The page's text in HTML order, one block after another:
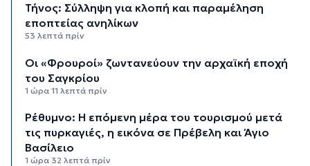
Τήνος: Σύλληψη για κλοπή και παραμέληση
εποπτείας ανηλίκων
53 λεπτά πρίν
Οι «Φρουροί» ζωντανεύουν την αρχαϊκή εποχή
του Σαγκρίου
1 ώρα 11 λεπτά πρίν
Ρέθυμνο: Η επόμενη μέρα του τουρισμού μετά
τις πυρκαγιές, η εικόνα σε Πρέβελη και Άγιο
Βασίλειο
1 ώρα 32 λεπτά πρίν